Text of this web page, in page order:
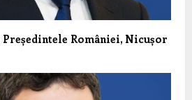
Președintele României, Nicușor